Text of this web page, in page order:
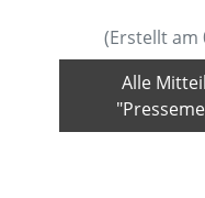
(Erstellt am
Alle